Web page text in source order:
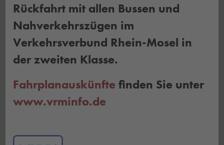
Rückfahrt mit allen Bussen und
Nahverkehrszügen im
Verkehrsverbund Rhein-Mosel in
der zweiten Klasse.
Fahrplanauskünfte finden Sie unter
www.vrminfo.de